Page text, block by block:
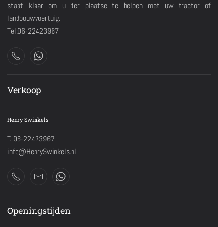
staat klaar om u ter plaatse te helpen met uw tractor of
landbouwvoertuig.
Tel:06-22423967
Verkoop
Henry Swinkels
T. 06-22423967
info@HenrySwinkels.nl
Openingstijden